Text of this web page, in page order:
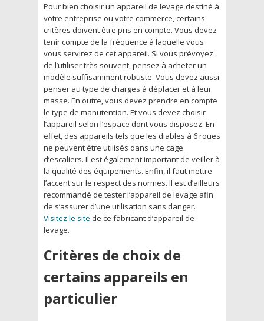
Pour bien choisir un appareil de levage destiné à
votre entreprise ou votre commerce, certains
critères doivent être pris en compte. Vous devez
tenir compte de la fréquence à laquelle vous
vous servirez de cet appareil. Si vous prévoyez
de l’utiliser très souvent, pensez à acheter un
modèle suffisamment robuste. Vous devez aussi
penser au type de charges à déplacer et à leur
masse. En outre, vous devez prendre en compte
le type de manutention. Et vous devez choisir
l’appareil selon l’espace dont vous disposez. En
effet, des appareils tels que les diables à 6 roues
ne peuvent être utilisés dans une cage
d’escaliers. Il est également important de veiller à
la qualité des équipements. Enfin, il faut mettre
l’accent sur le respect des normes. Il est d’ailleurs
recommandé de tester l’appareil de levage afin
de s’assurer d’une utilisation sans danger.
Visitez le site de ce fabricant d’appareil de
levage.
Critères de choix de
certains appareils en
particulier